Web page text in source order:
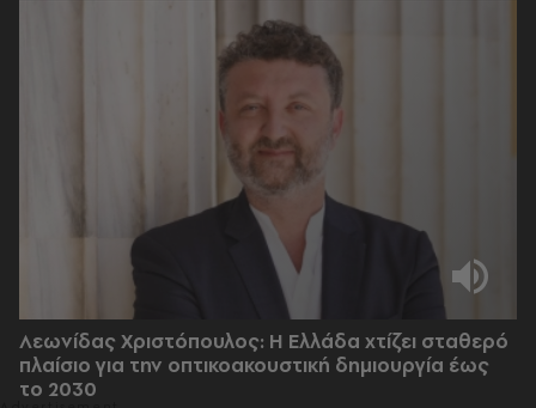
Λεωνίδας Χριστόπουλος: Η Ελλάδα χτίζει σταθερό
πλαίσιο για την οπτικοακουστική δημιουργία έως
το 2030